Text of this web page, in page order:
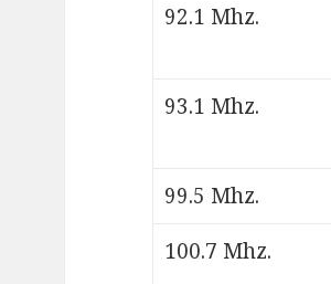
92.1 Mhz.
93.1 Mhz.
99.5 Mhz.
100.7 Mhz.